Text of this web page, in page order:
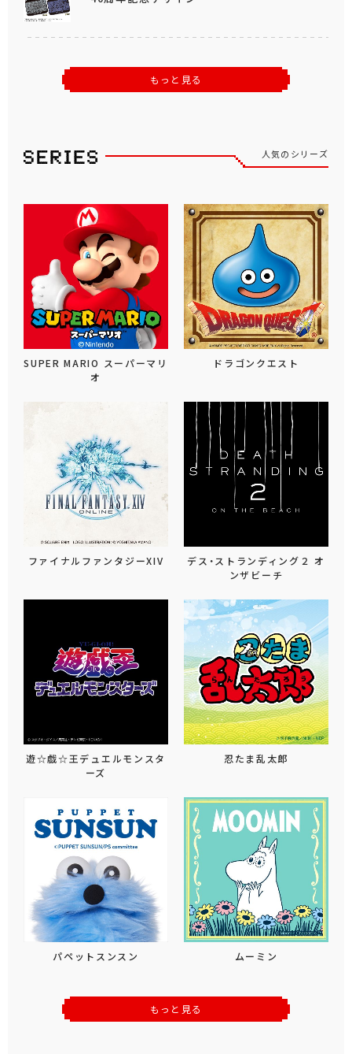
もっと見る
人気のシリーズ
SUPER MARIO スーパーマリ
オ
ドラゴンクエスト
ファイナルファンタジーXIV
デス・ストランディング２ オ
ンザビーチ
遊☆戯☆王デュエルモンスタ
ーズ
忍たま乱太郎
パペットスンスン ムーミン
もっと見る